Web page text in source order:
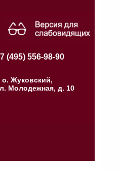
(495) 556-98-90
о. Жуковский,
Молодежная, д. 10